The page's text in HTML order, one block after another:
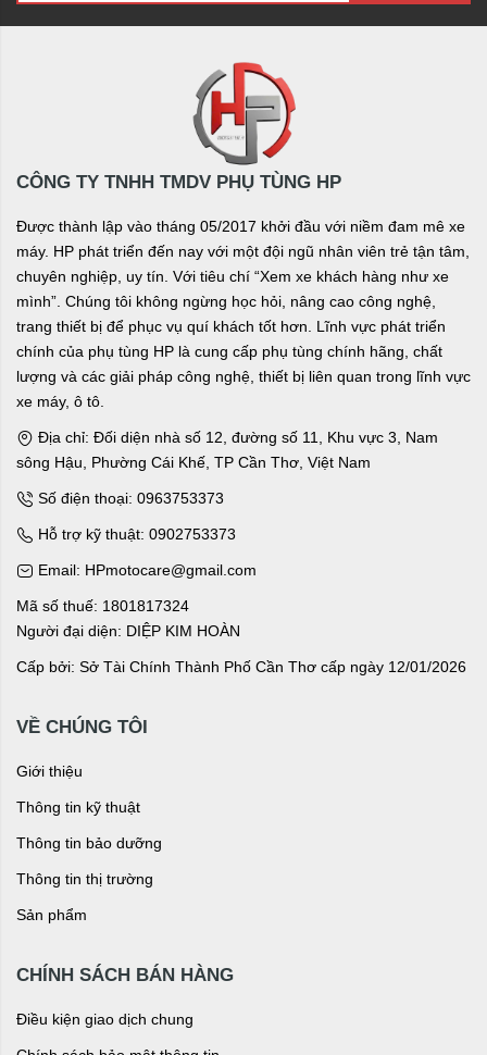
CÔNG TY TNHH TMDV PHỤ TÙNG HP
Được thành lập vào tháng 05/2017 khởi đầu với niềm đam mê xe
máy. HP phát triển đến nay với một đội ngũ nhân viên trẻ tận tâm,
chuyên nghiệp, uy tín. Với tiêu chí “Xem xe khách hàng như xe
mình”. Chúng tôi không ngừng học hỏi, nâng cao công nghệ,
trang thiết bị để phục vụ quí khách tốt hơn. Lĩnh vực phát triển
chính của phụ tùng HP là cung cấp phụ tùng chính hãng, chất
lượng và các giải pháp công nghệ, thiết bị liên quan trong lĩnh vực
xe máy, ô tô.
Địa chỉ: Đối diện nhà số 12, đường số 11, Khu vực 3, Nam
sông Hậu, Phường Cái Khế, TP Cần Thơ, Việt Nam
Số điện thoại: 0963753373
Hỗ trợ kỹ thuật: 0902753373
Email: HPmotocare@gmail.com
Mã số thuế: 1801817324
Người đại diện: DIỆP KIM HOÀN
Cấp bởi: Sở Tài Chính Thành Phố Cần Thơ cấp ngày 12/01/2026
VỀ CHÚNG TÔI
Giới thiệu
Thông tin kỹ thuật
Thông tin bảo dưỡng
Thông tin thị trường
Sản phẩm
CHÍNH SÁCH BÁN HÀNG
Điều kiện giao dịch chung